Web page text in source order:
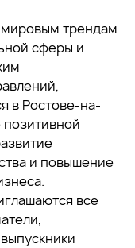
трендам
сферы и
в Ростове-на-
и повышение
все